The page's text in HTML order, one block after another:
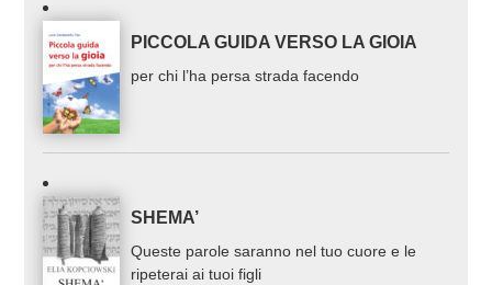
PICCOLA GUIDA VERSO LA GIOIA
per chi l’ha persa strada facendo
SHEMA’
Queste parole saranno nel tuo cuore e le
ripeterai ai tuoi figli